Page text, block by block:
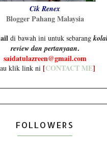
Cik Renex
Blogger Pahang Malaysia
di bawah ini untuk sebarang
review dan pertanyaan.
saidatulazreen@gmail.com
klik link ni [CONTACT ME]
FOLLOWERS